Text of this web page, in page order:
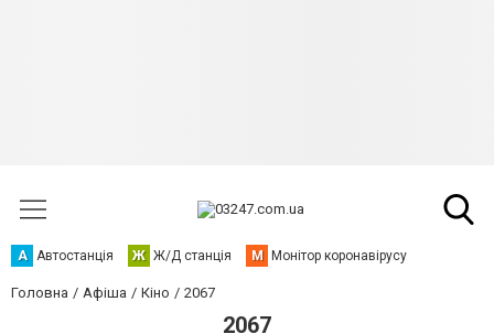
А Автостанція Ж Ж/Д станція М Монітор коронавірусу
Головна Афіша Кіно 2067
2067